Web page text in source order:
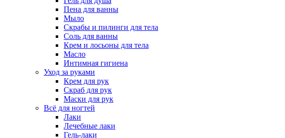
Пена для ванны
Мыло
Скрабы и пилинги для тела
Соль для ванны
Крем и лосьоны для тела
Масло
Интимная гигиена
Уход за руками
Крем для рук
Скраб для рук
Маски для рук
Всё для ногтей
Лаки
Лечебные лаки
Гель-лаки